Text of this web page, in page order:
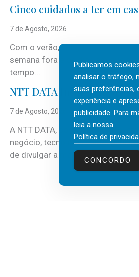
Cinco cuidados a ter em
7 de Agosto, 2026
Com o verão, chegam também
semana fora e os dias em que a
tempo...
NTT DATA Insurtech Global
7 de Agosto, 2026
A NTT DATA, consultora global em
negócio, tecnologia e inteligência
de divulgar a mais recente...
Publicamos
analisar o tráfego,
suas preferências,
experiência e
publicidade. Para
leia a nossa
Política de
CONCORDO